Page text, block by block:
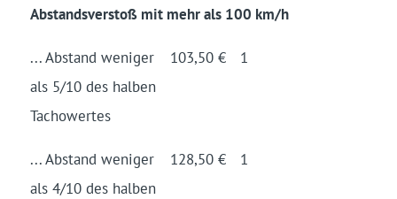
Abstandsverstoß mit mehr als 100 km/h
... Abstand weniger
als 5/10 des halben
Tacho­wertes
103,50 € 1
... Abstand weniger
als 4/10 des halben
128,50 € 1